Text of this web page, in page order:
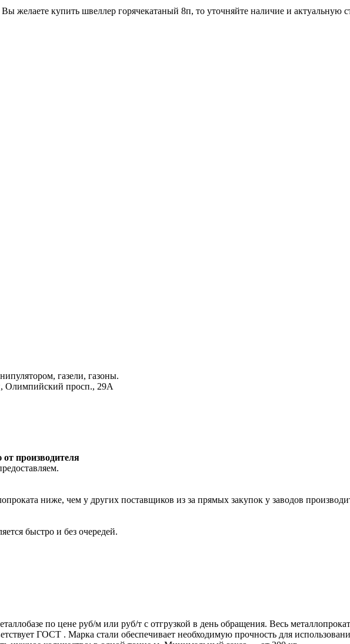
желаете купить швеллер горячекатаный 8п, то уточняйте наличие и актуальную
газели, газоны.
Олимпийский просп., 29А
производителя
ниже, чем у других поставщиков из за прямых закупок у заводов
быстро и без очередей.
по цене руб/м или руб/т с отгрузкой в день обращения. Весь
ГОСТ . Марка стали обеспечивает необходимую прочность для использования